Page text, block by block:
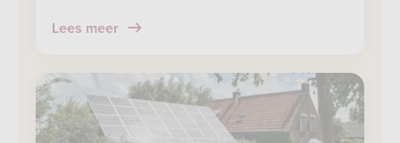
Lees meer